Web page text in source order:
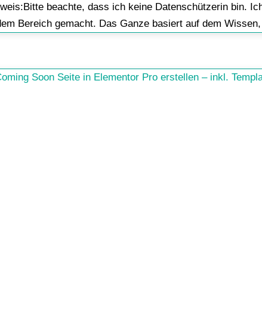
beachte, dass ich keine Datenschützerin bin.
Bereich gemacht. Das Ganze basiert auf dem